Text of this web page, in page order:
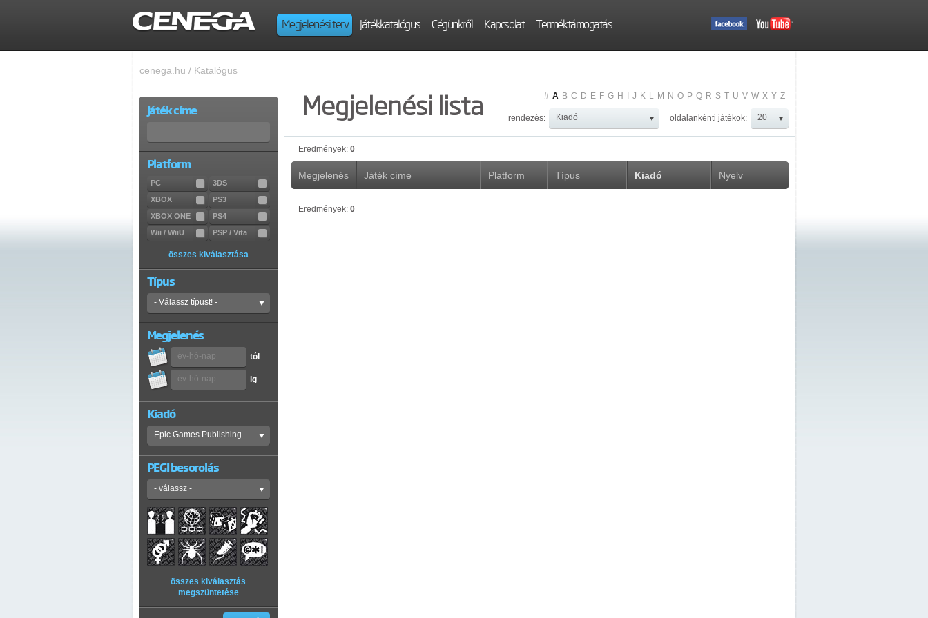
Megjelenési terv Játékkatalógus Cégünkről Kapcsolat Terméktámogatás
cenega.hu / Katalógus
Játék címe
Platform
PC
3DS
XBOX
PS3
XBOX ONE
PS4
Wii / WiiU
PSP / Vita
összes kiválasztása
Típus
Megjelenés
tól
ig
Kiadó
PEGI besorolás
összes kiválasztás
megszüntetése
Megjelenési lista # A B C D E F G H J K L M N O P Q R S T U V W X Y Z
rendezés: oldalankénti játékok:
Eredmények: 0
Megjelenés Játék címe Platform Típus Kiadó Nyelv
Eredmények: 0